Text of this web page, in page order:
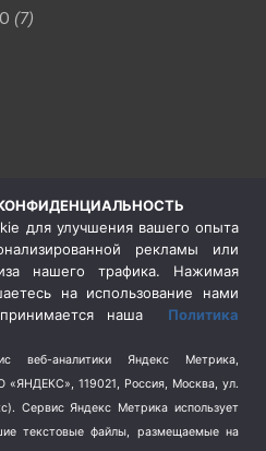
(7)
(404)
для улучшения вашего опыта
рекламы или
нашего трафика. Нажимая
на использование нами
наша Политика
веб-аналитики Яндекс Метрика,
«ЯНДЕКС», 119021, Россия, Москва, ул.
Сервис Яндекс Метрика использует
текстовые файлы, размещаемые на